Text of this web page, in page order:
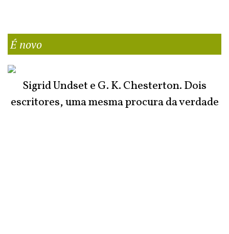
É novo
Sigrid Undset e G. K. Chesterton. Dois
escritores, uma mesma procura da verdade